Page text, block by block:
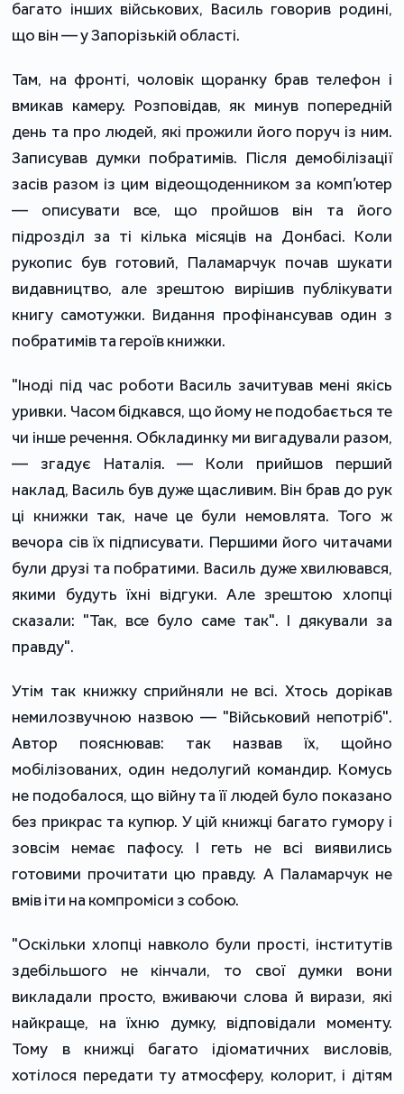
багато інших військових, Василь говорив родині,
що він — у Запорізькій області.
Там, на фронті, чоловік щоранку брав телефон і
вмикав камеру. Розповідав, як минув попередній
день та про людей, які прожили його поруч із ним.
Записував думки побратимів. Після демобілізації
засів разом із цим відеощоденником за комп’ютер
— описувати все, що пройшов він та його
підрозділ за ті кілька місяців на Донбасі. Коли
рукопис був готовий, Паламарчук почав шукати
видавництво, але зрештою вирішив публікувати
книгу самотужки. Видання профінансував один з
побратимів та героїв книжки.
"Іноді під час роботи Василь зачитував мені якісь
уривки. Часом бідкався, що йому не подобається те
чи інше речення. Обкладинку ми вигадували разом,
— згадує Наталія. — Коли прийшов перший
наклад, Василь був дуже щасливим. Він брав до рук
ці книжки так, наче це були немовлята. Того ж
вечора сів їх підписувати. Першими його читачами
були друзі та побратими. Василь дуже хвилювався,
якими будуть їхні відгуки. Але зрештою хлопці
сказали: "Так, все було саме так". І дякували за
правду".
Утім так книжку сприйняли не всі. Хтось дорікав
немилозвучною назвою — "Військовий непотріб".
Автор пояснював: так назвав їх, щойно
мобілізованих, один недолугий командир. Комусь
не подобалося, що війну та її людей було показано
без прикрас та купюр. У цій книжці багато гумору і
зовсім немає пафосу. І геть не всі виявились
готовими прочитати цю правду. А Паламарчук не
вмів іти на компроміси з собою.
"Оскільки хлопці навколо були прості, інститутів
здебільшого не кінчали, то свої думки вони
викладали просто, вживаючи слова й вирази, які
найкраще, на їхню думку, відповідали моменту.
Тому в книжці багато ідіоматичних висловів,
хотілося передати ту атмосферу, колорит, і дітям